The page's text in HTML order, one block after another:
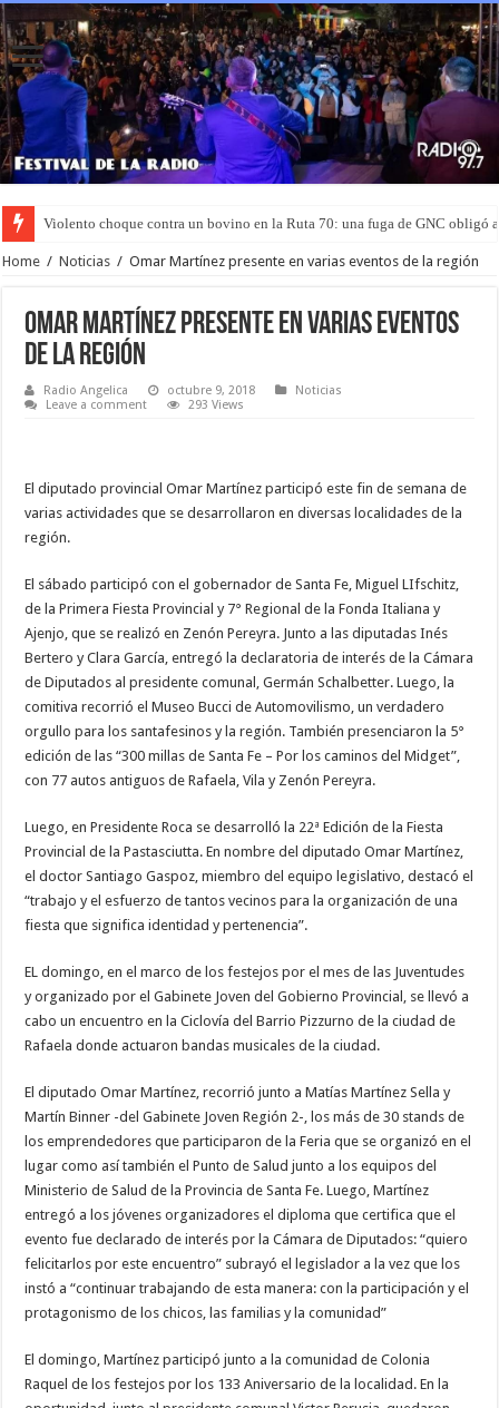
Violento choque contra un bovino en la Ruta 70: una fuga de GNC obligó
Murió el joven que había sido rociado con nafta y prendido fuego en San
Home / Noticias / Omar Martínez presente en varias eventos de la región
Omar Martínez presente en varias eventos
de la región
Radio Angelica octubre 9, 2018
Noticias
Leave a comment
293 Views
El diputado provincial Omar Martínez participó este fin de semana de
varias actividades que se desarrollaron en diversas localidades de la
región.
El sábado participó con el gobernador de Santa Fe, Miguel LIfschitz,
de la Primera Fiesta Provincial y 7° Regional de la Fonda Italiana y
Ajenjo, que se realizó en Zenón Pereyra. Junto a las diputadas Inés
Bertero y Clara García, entregó la declaratoria de interés de la Cámara
de Diputados al presidente comunal, Germán Schalbetter. Luego, la
comitiva recorrió el Museo Bucci de Automovilismo, un verdadero
orgullo para los santafesinos y la región. También presenciaron la 5°
edición de las “300 millas de Santa Fe – Por los caminos del Midget”,
con 77 autos antiguos de Rafaela, Vila y Zenón Pereyra.
Luego, en Presidente Roca se desarrolló la 22ª Edición de la Fiesta
Provincial de la Pastasciutta. En nombre del diputado Omar Martínez,
el doctor Santiago Gaspoz, miembro del equipo legislativo, destacó el
“trabajo y el esfuerzo de tantos vecinos para la organización de una
fiesta que significa identidad y pertenencia”.
EL domingo, en el marco de los festejos por el mes de las Juventudes
y organizado por el Gabinete Joven del Gobierno Provincial, se llevó a
cabo un encuentro en la Ciclovía del Barrio Pizzurno de la ciudad de
Rafaela donde actuaron bandas musicales de la ciudad.
El diputado Omar Martínez, recorrió junto a Matías Martínez Sella y
Martín Binner -del Gabinete Joven Región 2-, los más de 30 stands de
los emprendedores que participaron de la Feria que se organizó en el
lugar como así también el Punto de Salud junto a los equipos del
Ministerio de Salud de la Provincia de Santa Fe. Luego, Martínez
entregó a los jóvenes organizadores el diploma que certifica que el
evento fue declarado de interés por la Cámara de Diputados: “quiero
felicitarlos por este encuentro” subrayó el legislador a la vez que los
instó a “continuar trabajando de esta manera: con la participación y el
protagonismo de los chicos, las familias y la comunidad”
El domingo, Martínez participó junto a la comunidad de Colonia
Raquel de los festejos por los 133 Aniversario de la localidad. En la